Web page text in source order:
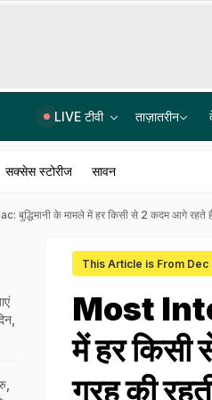
LIVE टीवी ताज़ातरीन
सक्सेस स्टोरीज सावन
के मामले में हर किसी से 2 कदम आगे रहते हैं
This Article is From
Most
में हर किसी
ग्रह की